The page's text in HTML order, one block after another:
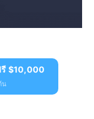
รี $10,000
น